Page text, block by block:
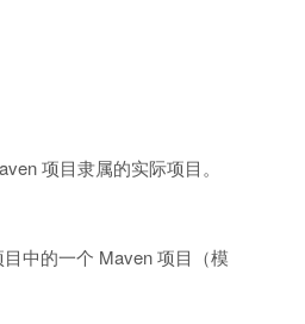
项目隶属的实际项目。
中的一个 Maven 项目（模